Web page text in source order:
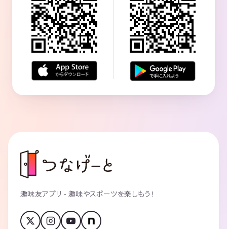
趣味友アプリ - 趣味やスポーツを楽しもう！